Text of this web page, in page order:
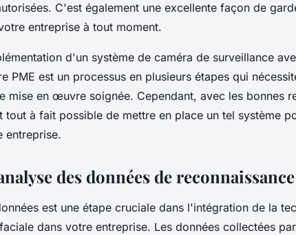
C'est également une excellente façon de
entreprise à tout moment.
d'un système de caméra de surveillance
PME est un processus en plusieurs étapes qui
mise en œuvre soignée. Cependant, avec les bonnes
tout à fait possible de mettre en place un tel système
entreprise.
des données de
est une étape cruciale dans l'intégration de la
dans votre entreprise. Les données collectées